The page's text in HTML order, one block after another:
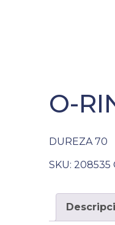
O-
DUREZA 70
SKU: 208535